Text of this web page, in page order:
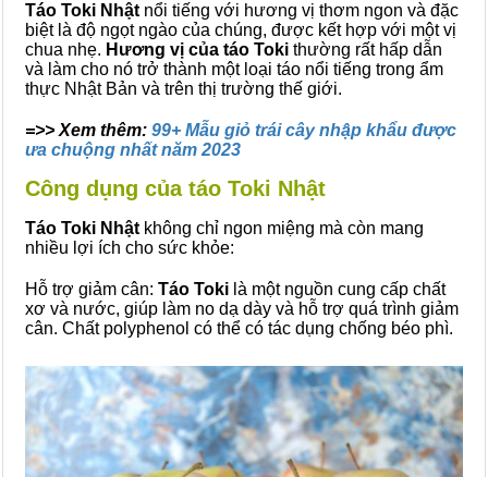
Táo Toki Nhật nổi tiếng với hương vị thơm ngon và đặc
biệt là độ ngọt ngào của chúng, được kết hợp với một vị
chua nhẹ. Hương vị của táo Toki thường rất hấp dẫn
và làm cho nó trở thành một loại táo nổi tiếng trong ẩm
thực Nhật Bản và trên thị trường thế giới.
=>> Xem thêm: 99+ Mẫu giỏ trái cây nhập khẩu được
ưa chuộng nhất năm 2023
Công dụng của táo Toki Nhật
Táo Toki Nhật không chỉ ngon miệng mà còn mang
nhiều lợi ích cho sức khỏe:
Hỗ trợ giảm cân: Táo Toki là một nguồn cung cấp chất
xơ và nước, giúp làm no dạ dày và hỗ trợ quá trình giảm
cân. Chất polyphenol có thể có tác dụng chống béo phì.